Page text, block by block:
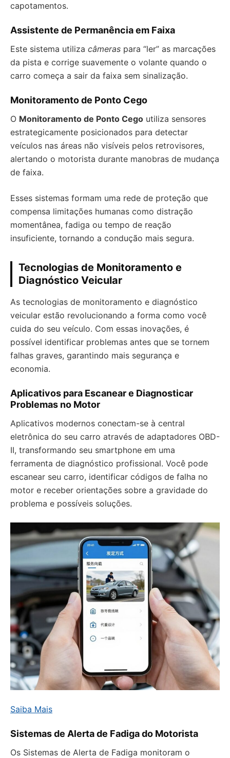
capotamentos.
Assistente de Permanência em Faixa
Este sistema utiliza câmeras para “ler” as marcações
da pista e corrige suavemente o volante quando o
carro começa a sair da faixa sem sinalização.
Monitoramento de Ponto Cego
O Monitoramento de Ponto Cego utiliza sensores
estrategicamente posicionados para detectar
veículos nas áreas não visíveis pelos retrovisores,
alertando o motorista durante manobras de mudança
de faixa.
Esses sistemas formam uma rede de proteção que
compensa limitações humanas como distração
momentânea, fadiga ou tempo de reação
insuficiente, tornando a condução mais segura.
Tecnologias de Monitoramento e
Diagnóstico Veicular
As tecnologias de monitoramento e diagnóstico
veicular estão revolucionando a forma como você
cuida do seu veículo. Com essas inovações, é
possível identificar problemas antes que se tornem
falhas graves, garantindo mais segurança e
economia.
Aplicativos para Escanear e Diagnosticar
Problemas no Motor
Aplicativos modernos conectam-se à central
eletrônica do seu carro através de adaptadores OBD-
II, transformando seu smartphone em uma
ferramenta de diagnóstico profissional. Você pode
escanear seu carro, identificar códigos de falha no
motor e receber orientações sobre a gravidade do
problema e possíveis soluções.
Saiba Mais
Sistemas de Alerta de Fadiga do Motorista
Os Sistemas de Alerta de Fadiga monitoram o